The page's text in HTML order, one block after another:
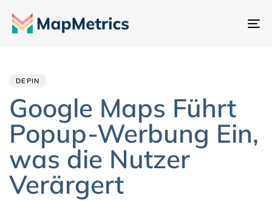
DEPIN
Google Maps Führt
Popup-Werbung Ein,
was die Nutzer
Verärgert